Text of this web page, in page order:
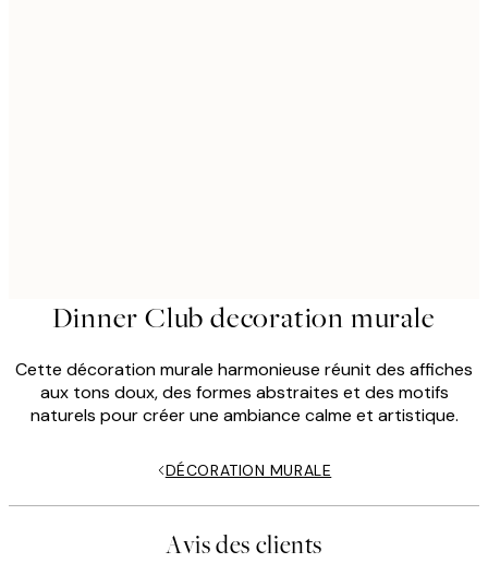
Dinner Club decoration murale
Cette décoration murale harmonieuse réunit des affiches
aux tons doux, des formes abstraites et des motifs
naturels pour créer une ambiance calme et artistique.
DÉCORATION MURALE
Avis des clients